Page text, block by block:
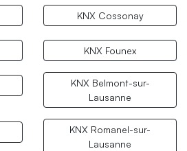
KNX Cossonay
KNX Founex
KNX Belmont-sur-
Lausanne
KNX Romanel-sur-
Lausanne